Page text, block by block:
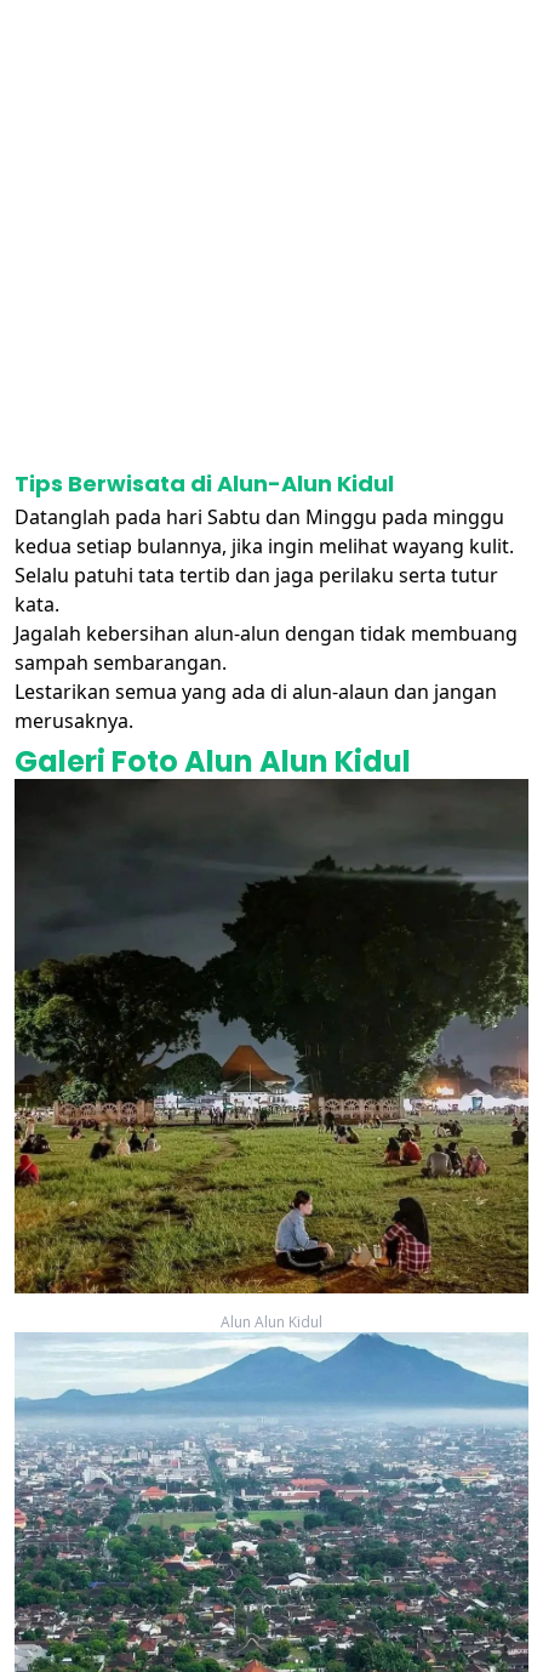
Tips Berwisata di Alun-Alun Kidul
Datanglah pada hari Sabtu dan Minggu pada minggu
kedua setiap bulannya, jika ingin melihat wayang kulit.
Selalu patuhi tata tertib dan jaga perilaku serta tutur
kata.
Jagalah kebersihan alun-alun dengan tidak membuang
sampah sembarangan.
Lestarikan semua yang ada di alun-alaun dan jangan
merusaknya.
Galeri Foto Alun Alun Kidul
Alun Alun Kidul